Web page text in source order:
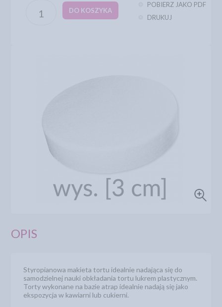
DO KOSZYKA
POBIERZ JAKO PDF
DRUKUJ
OPIS
Styropianowa makieta tortu idealnie nadająca się do
samodzielnej nauki obkładania tortu lukrem plastycznym.
Torty wykonane na bazie atrap idealnie nadają się jako
ekspozycja w kawiarni lub cukierni.